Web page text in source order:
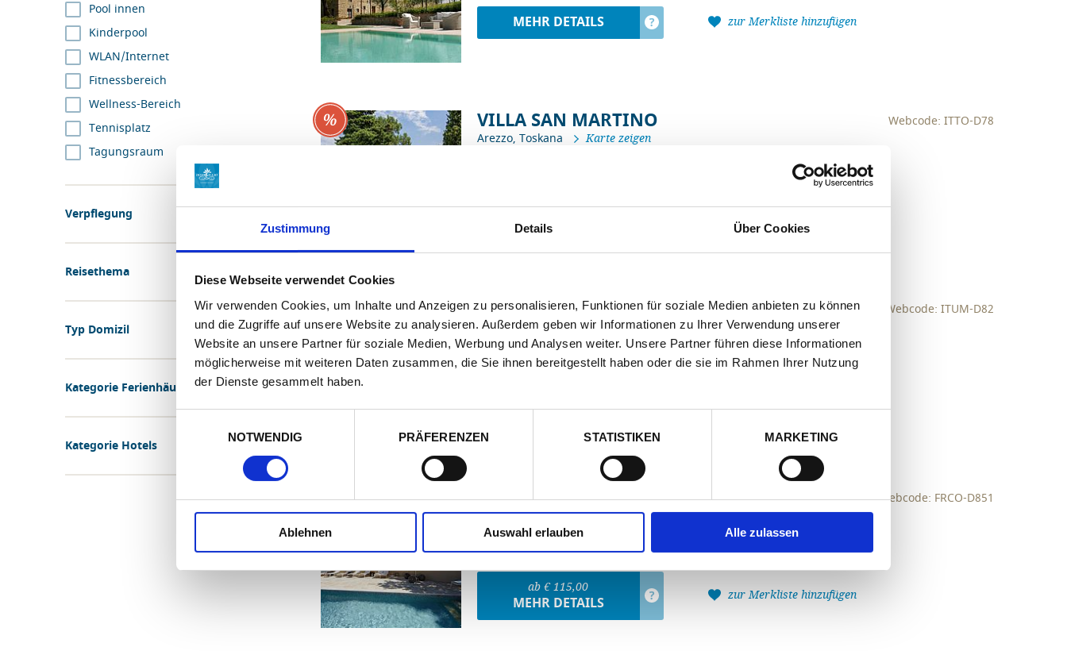
Zustimmung Details Über Cookies
Diese Webseite verwendet Cookies
Wir verwenden Cookies, um Inhalte und Anzeigen zu personalisieren, Funktionen für soziale Medien anbieten zu können
und die Zugriffe auf unsere Website zu analysieren. Außerdem geben wir Informationen zu Ihrer Verwendung unserer
Website an unsere Partner für soziale Medien, Werbung und Analysen weiter. Unsere Partner führen diese Informationen
möglicherweise mit weiteren Daten zusammen, die Sie ihnen bereitgestellt haben oder die sie im Rahmen Ihrer Nutzung
der Dienste gesammelt haben.
Einwilligungsauswahl
NOTWENDIG
PRÄFERENZEN STATISTIKEN MARKETING
Ablehnen Auswahl erlauben Alle zulassen
MEHR DETAILS zur Merkliste hinzufügen
VILLA SAN MARTINO
Arezzo, Toskana Karte zeigen
Webcode: ITTO-D78
ab € 482,86
MEHR DETAILS
PRINCIPE DEL TRASIMENO
Perugia, Umbrien Karte zeigen
13 Ferienwohnungen für 2-8 Personen
4.8 von 5in der Urlauber-Bewertung
Webcode: ITUM-D82
LES TERRASSES DU BAILLI
Saint-Tropez, Côte d'Azur Karte zeigen
Doppelzimmer für 2 Personen
4.8 von 5in der Urlauber-Bewertung
Webcode: FRCO-D851
ab € 115,00
MEHR DETAILS zur Merkliste hinzufügen
Pool innen
Kinderpool
WLAN/Internet
Fitnessbereich
Wellness-Bereich
Tennisplatz
Tagungsraum
Verpflegung
Reisethema
Typ Domizil
Kategorie Ferienhäuser
Kategorie Hotels